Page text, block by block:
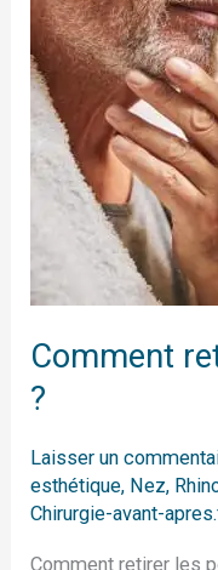
Comment
?
Laisser un
esthétique, Nez,
Chirurgie-avant-
Comment retirer les
du
nez
?